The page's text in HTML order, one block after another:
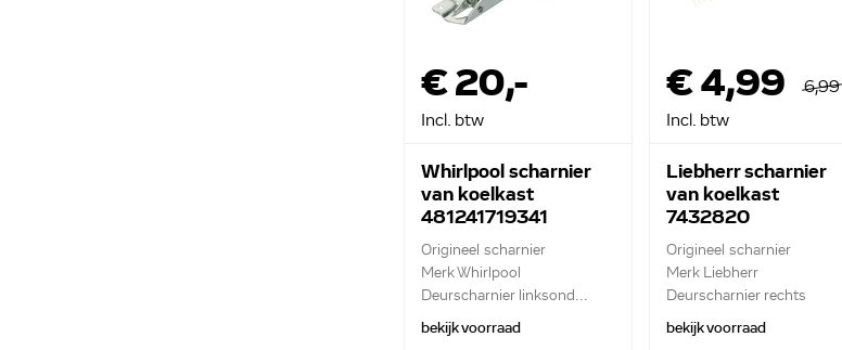
€ 20,-
Incl. btw
Whirlpool scharnier
van koelkast
481241719341
Origineel scharnier
Merk Whirlpool
Deurscharnier linksond...
bekijk voorraad
€ 4,99
6,99
Incl. btw
Liebherr scharnier
van koelkast
7432820
Origineel scharnier
Merk Liebherr
Deurscharnier rechts
bekijk voorraad